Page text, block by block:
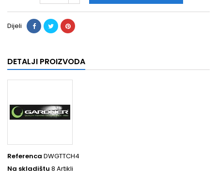
Dijeli
DETALJI PROIZVODA
Referenca DWGTTCH4
Na skladištu 8 Artikli